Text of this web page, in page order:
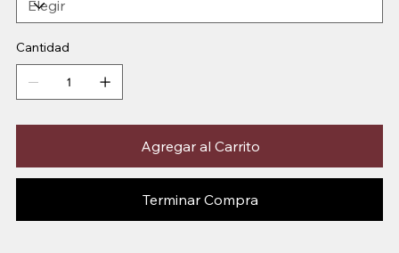
Cantidad
Agregar al Carrito
Terminar Compra